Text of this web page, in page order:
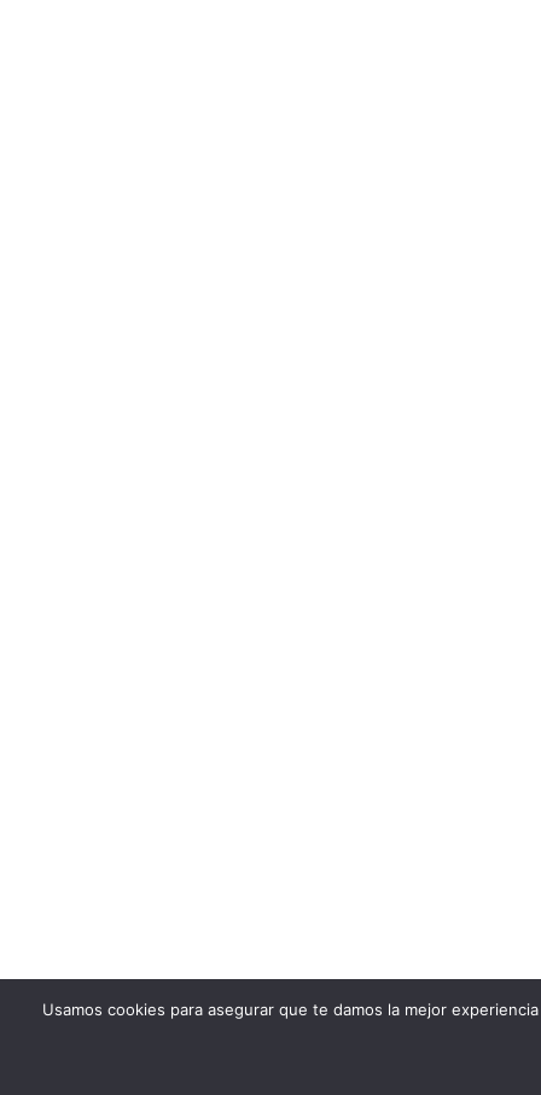
Usamos cookies para asegurar que te damos la mejor